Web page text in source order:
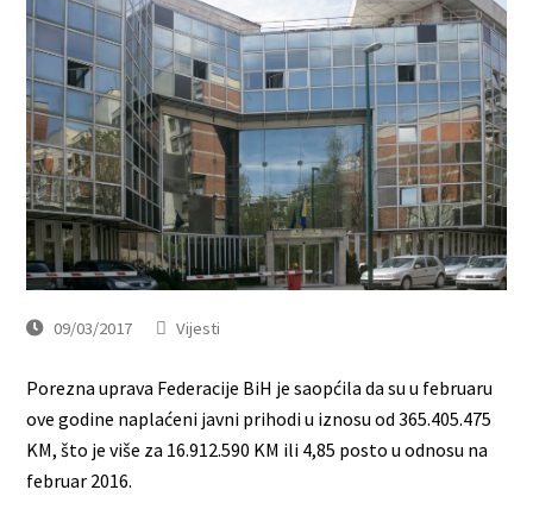
09/03/2017 Vijesti
Porezna uprava Federacije BiH je saopćila da su u februaru
ove godine naplaćeni javni prihodi u iznosu od 365.405.475
KM, što je više za 16.912.590 KM ili 4,85 posto u odnosu na
februar 2016.